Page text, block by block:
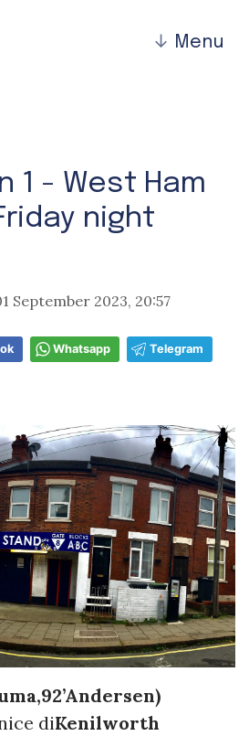
↓ Menu
1 - West Ham
night
September 2023, 20:57
Whatsapp Telegram
diKenilworth